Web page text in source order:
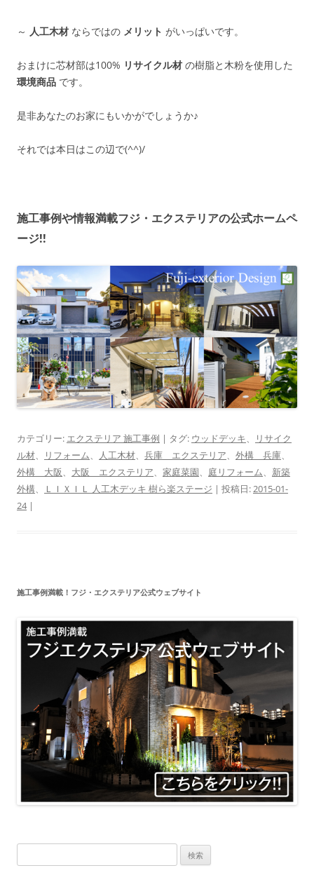
～ 人工木材 ならではの メリット がいっぱいです。
おまけに芯材部は100% リサイクル材 の樹脂と木粉を使用した
環境商品 です。
是非あなたのお家にもいかがでしょうか♪
それでは本日はこの辺で(^^)/
施工事例や情報満載フジ・エクステリアの公式ホームペ
ージ!!
カテゴリー: エクステリア 施工事例 | タグ: ウッドデッキ、
リサイク
ル材、 リフォーム、 人工木材、 兵庫 エクステリア、 外構 兵庫、
外構 大阪、 大阪 エクステリア、 家庭菜園、 庭リフォーム、 新築
外構、 ＬＩＸＩＬ 人工木デッキ 樹ら楽ステージ | 投稿日:2015-01-
24|
施工事例満載！フジ・エクステリア公式ウェブサイト
索: